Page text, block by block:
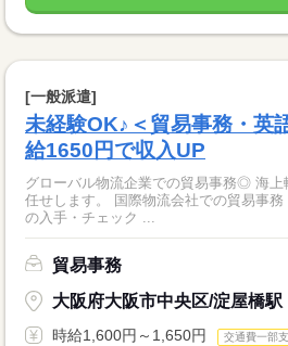
[一般派遣]
未経験OK♪＜貿易事務・英
給1650円で収入UP
グローバル物流企業での貿易事務◎ 海上
任せします。 国際物流会社での貿易事務（海上輸出入CS） ・書類
の入手・チェック ...
貿易事務
大阪府大阪市中央区/淀屋橋駅
時給1,600円～1,650円 交通費一部